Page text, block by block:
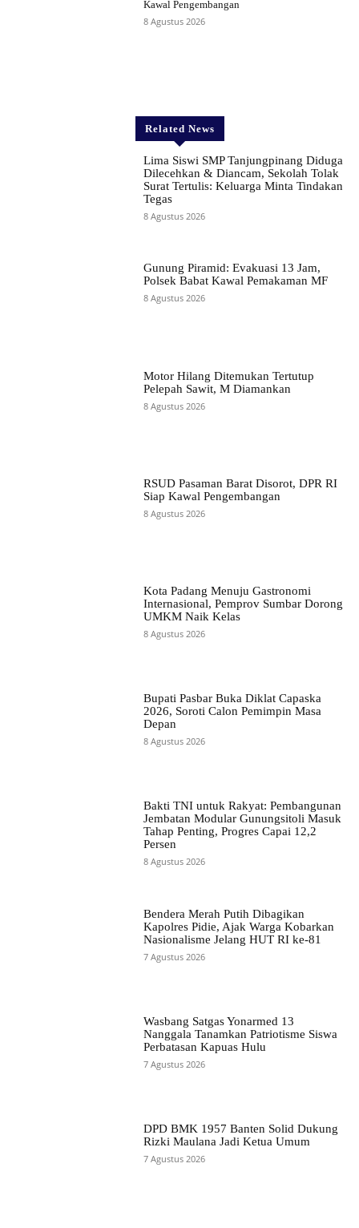
Kawal Pengembangan
8 Agustus 2026
Related News
Lima Siswi SMP Tanjungpinang Diduga
Dilecehkan & Diancam, Sekolah Tolak
Surat Tertulis: Keluarga Minta Tindakan
Tegas
8 Agustus 2026
Gunung Piramid: Evakuasi 13 Jam,
Polsek Babat Kawal Pemakaman MF
8 Agustus 2026
Motor Hilang Ditemukan Tertutup
Pelepah Sawit, M Diamankan
8 Agustus 2026
RSUD Pasaman Barat Disorot, DPR RI
Siap Kawal Pengembangan
8 Agustus 2026
Kota Padang Menuju Gastronomi
Internasional, Pemprov Sumbar Dorong
UMKM Naik Kelas
8 Agustus 2026
Bupati Pasbar Buka Diklat Capaska
2026, Soroti Calon Pemimpin Masa
Depan
8 Agustus 2026
Bakti TNI untuk Rakyat: Pembangunan
Jembatan Modular Gunungsitoli Masuk
Tahap Penting, Progres Capai 12,2
Persen
8 Agustus 2026
Bendera Merah Putih Dibagikan
Kapolres Pidie, Ajak Warga Kobarkan
Nasionalisme Jelang HUT RI ke-81
7 Agustus 2026
Wasbang Satgas Yonarmed 13
Nanggala Tanamkan Patriotisme Siswa
Perbatasan Kapuas Hulu
7 Agustus 2026
DPD BMK 1957 Banten Solid Dukung
Rizki Maulana Jadi Ketua Umum
7 Agustus 2026